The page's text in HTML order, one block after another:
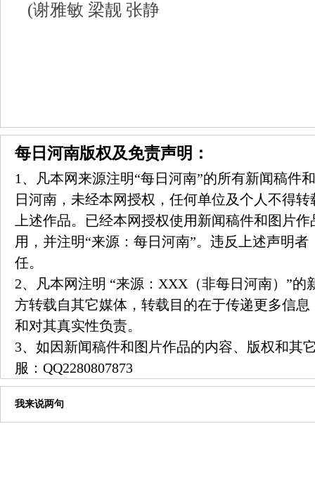
(谢雅敏 梁靓 张静
每日河南版权及免责声明：
1、凡本网来源注明“每日河南”的所有新闻稿件
日河南，未经本网授权，任何单位及个人不得
上述作品。已经本网授权使用新闻稿件和图片
用，并注明“来源：每日河南”。违反上述声明
任。
2、凡本网注明 “来源：XXX（非每日河南）”的
方转载自其它媒体，转载目的在于传递更多信
和对其真实性负责。
3、如因新闻稿件和图片作品的内容、版权和其
服： QQ2280807873
我来说两句